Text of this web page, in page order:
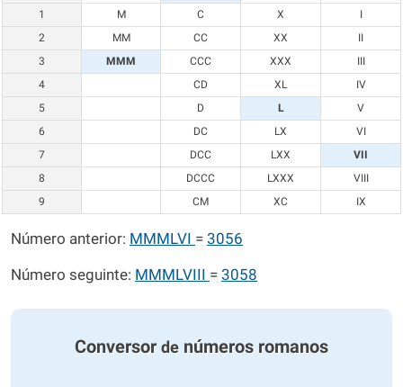
1
M C X
I
2
MM CC XX
II
3
MMM CCC XXX
III
4
CD XL
IV
5
D L
V
6
DC LX
VI
7
DCC LXX
VII
8
DCCC LXXX
VIII
9
CM XC IX
Número anterior: MMMLVI = 3056
Número seguinte: MMMLVIII = 3058
Conversor de números romanos